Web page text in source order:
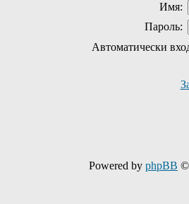
Имя:
Пароль:
Автоматически
Powered by phpBB ©